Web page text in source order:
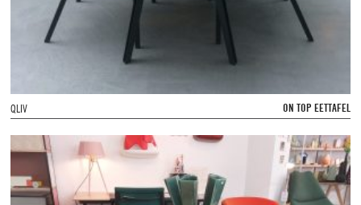
QLIV ON TOP EETTAFEL